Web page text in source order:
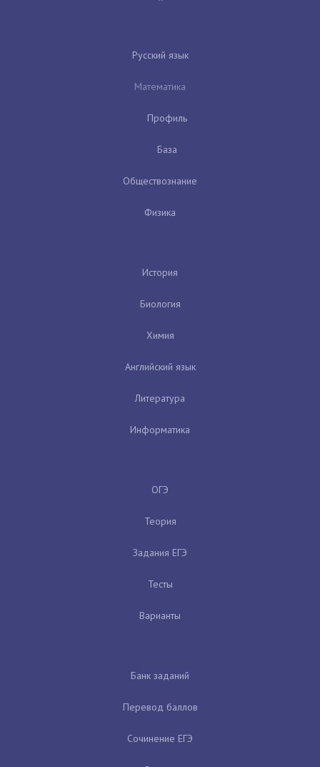
Русский язык
Математика
Профиль
База
Обществознание
Физика
История
Биология
Химия
Английский язык
Литература
Информатика
ОГЭ
Теория
Задания ЕГЭ
Тесты
Варианты
Банк заданий
Перевод баллов
Сочинение ЕГЭ